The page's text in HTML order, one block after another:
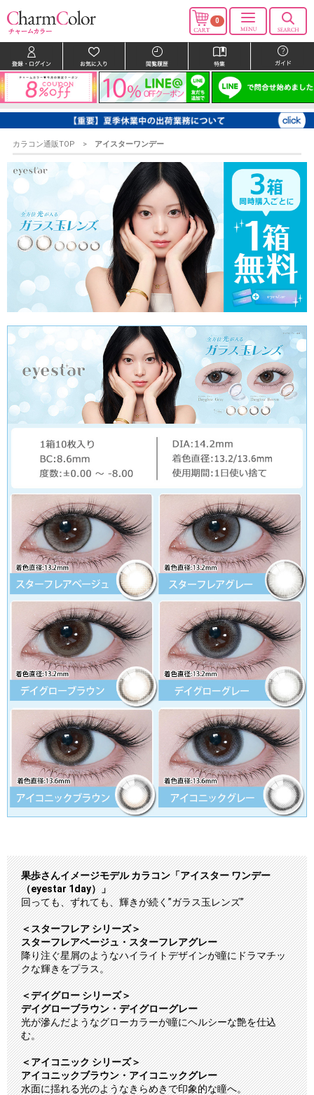
0
カラコン通販TOP アイスターワンデー
果歩さんイメージモデル カラコン「アイスター ワンデー
（eyestar 1day）」
回っても、ずれても、輝きが続く”ガラス玉レンズ”
＜スターフレア シリーズ＞
スターフレアベージュ・スターフレアグレー
降り注ぐ星屑のようなハイライトデザインが瞳にドラマチッ
クな輝きをプラス。
＜デイグロー シリーズ＞
デイグローブラウン・デイグローグレー
光が滲んだようなグローカラーが瞳にヘルシーな艶を仕込
む。
＜アイコニック シリーズ＞
アイコニックブラウン・アイコニックグレー
水面に揺れる光のようなきらめきで印象的な瞳へ。